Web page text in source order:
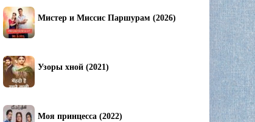
Мистер и Миссис Паршурам (2026)
Узоры хной (2021)
Моя принцесса (2022)